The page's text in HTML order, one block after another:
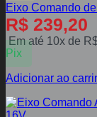
Eixo Comando
R$ 239,20
Em até 10x de
Pix
Adicionar ao